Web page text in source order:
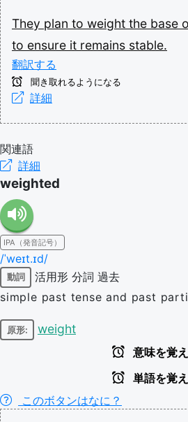
They plan to weight the base
to ensure it remains stable.
翻訳する
聞き取れるようになる
詳細
関連語
詳細
weighted
IPA（発音記号）
/ˈweɪt.ɪd/
動詞 活用形 分詞 過去
simple past tense and past
原形: weight
意味を覚
単語を覚
このボタンはなに？